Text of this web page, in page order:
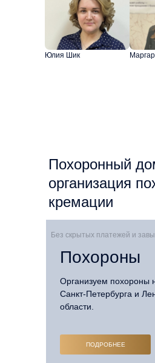
Юлия Шик
Похоронный
организация
кремации
Без скрытых платежей и
Организуем похороны
Санкт-Петербурга и
области.
Похороны
ПОДРОБНЕЕ